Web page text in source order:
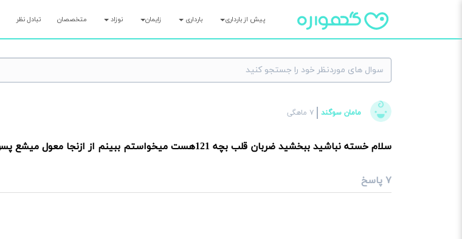
پیش از بارداری بارداری زایمان نوزاد متخصصان تبادل نظر
مامان سوگند ۷ ماهگی
سلام خسته نباشید ببخشید ضربان قلب بچه 121هست میخواستم ببینم از ازنجا معول میشع پسر دختر
۷ پاسخ
×